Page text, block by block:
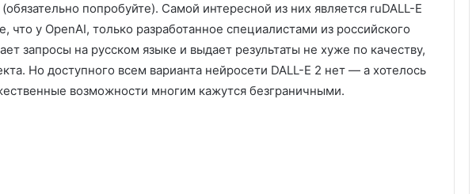
попробуйте). Самой интересной из них является ruDALL-E
что у OpenAI, только разработанное специалистами из российского
запросы на русском языке и выдает результаты не хуже по качеству,
Но доступного всем варианта нейросети DALL-E 2 нет — а хотелось
возможности многим кажутся безграничными.